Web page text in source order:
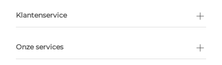
afspraak
Klantenservice
Onze services